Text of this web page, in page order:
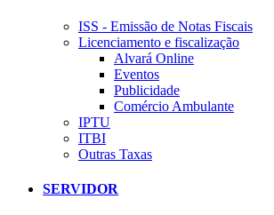
ISS - Emissão de Notas Fiscais
Licenciamento e fiscalização
Alvará Online
Eventos
Publicidade
Comércio Ambulante
IPTU
ITBI
Outras Taxas
SERVIDOR